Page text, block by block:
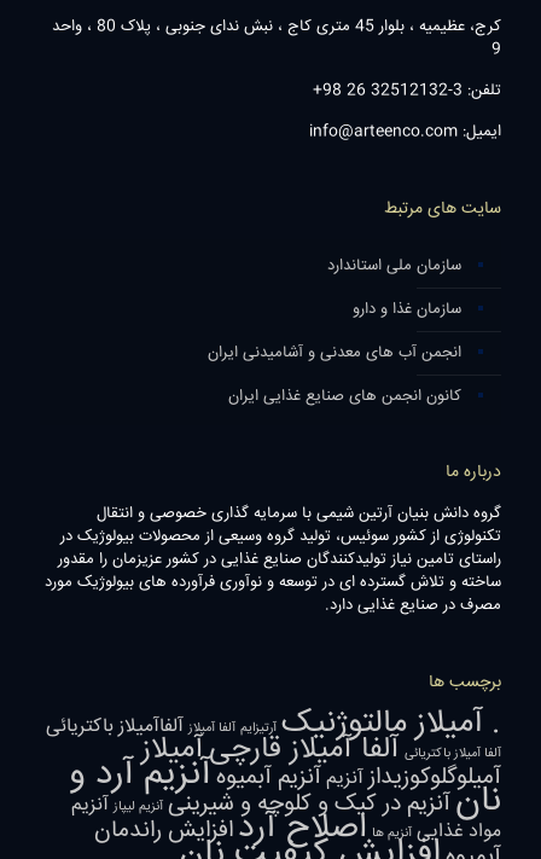
کرج، عظیمیه ، بلوار 45 متری کاج ، نبش ندای جنوبی ، پلاک 80 ، واحد
9
تلفن: 3-32512132 26 98+
ایمیل: info@arteenco.com
سایت های مرتبط
سازمان ملی استاندارد
سازمان غذا و دارو
انجمن آب های معدنی و آشامیدنی ایران
کانون انجمن های صنایع غذایی ایران
درباره ما
گروه دانش بنیان آرتین شیمی با سرمایه گذاری خصوصی و انتقال
تکنولوژی از کشور سوئیس، تولید گروه وسیعی از محصولات بیولوژیک در
راستای تامین نیاز تولیدکنندگان صنایع غذایی در کشور عزیزمان را مقدور
ساخته و تلاش گسترده ای در توسعه و نوآوری فرآورده های بیولوژیک مورد
مصرف در صنایع غذایی دارد.
برچسب ها
. آمیلاز مالتوژنیک آرتیزایم آلفا آمیلاز آلفاآمیلاز باکتریائی
آلفا آمیلاز باکتریائی آلفا آمیلاز قارچیآمیلاز
آمیلوگلوکوزیدازآنزیمآنزیم آبمیوهآنزیم آرد و نانآنزیم در کیک و کلوچه و شیرینی آنزیم لیپاز آنزیم
مواد غذایی آنزیم ها اصلاح آردافزایش راندمان